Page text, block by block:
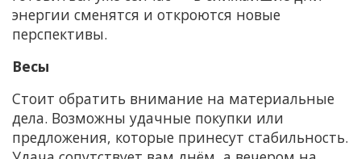
энергии сменятся и откроются новые
перспективы.
Весы
Стоит обратить внимание на материальные
дела. Возможны удачные покупки или
предложения, которые принесут стабильность.